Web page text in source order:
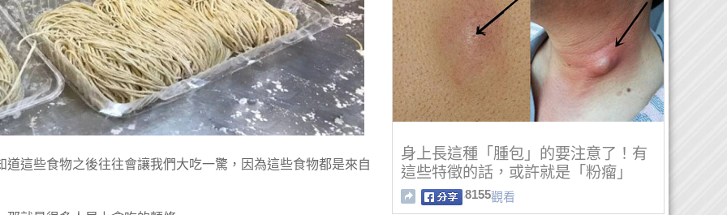
這些食物之後往往會讓我們大吃一驚，因為這些食物都是來自
身上長這種「腫包」的要注意了！有
這些特徵的話，或許就是「粉瘤」
了……
8155觀看